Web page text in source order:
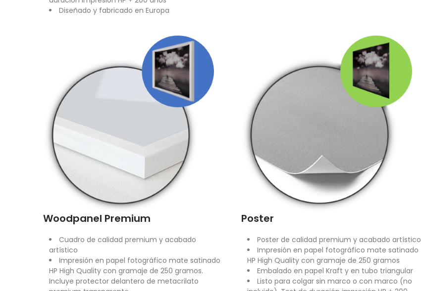
Diseñado y fabricado en Europa
Woodpanel Premium
Cuadro de calidad premium y acabado
artístico
Impresión en papel fotográfico mate satinado
HP High Quality con gramaje de 250 gramos.
Incluye protector delantero de metacrilato
Poster
Poster de calidad premium y acabado artístico
Impresión en papel fotográfico mate satinado
HP High Quality con gramaje de 250 gramos
Embalado en papel Kraft y en tubo triangular
Listo para colgar sin marco o con marco (no